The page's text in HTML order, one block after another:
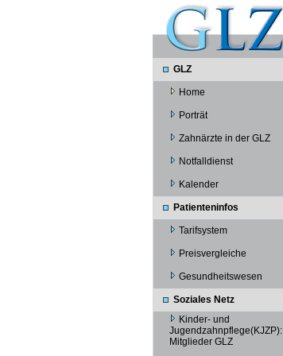
GLZ
Home
Porträt
Zahnärzte in der GLZ
Notfalldienst
Kalender
Patienteninfos
Tarifsystem
Preisvergleiche
Gesundheitswesen
Soziales Netz
Kinder- und
Jugendzahnpflege(KJZP):
Mitglieder GLZ